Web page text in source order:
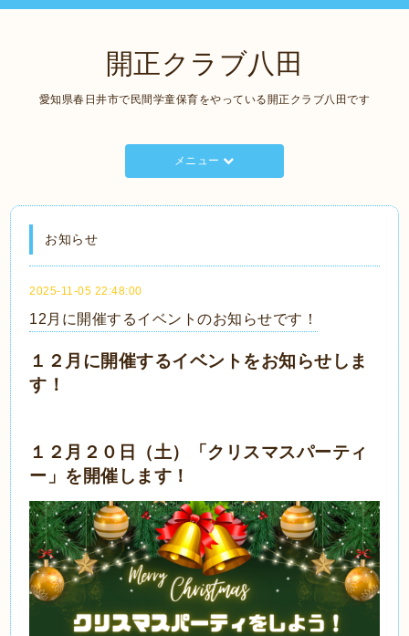
開正クラブ八田
愛知県春日井市で民間学童保育をやっている開正クラブ八田です
メニュー
お知らせ
2025-11-05 22:48:00
12月に開催するイベントのお知らせです！
１２月に開催するイベントをお知らせしま
す！
１２月２０ 日（土）「クリスマスパーティ
ー」を開催します！